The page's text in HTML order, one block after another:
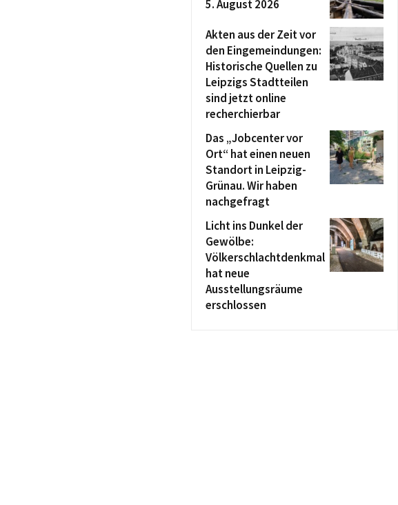
5. August 2026
Akten aus der Zeit vor
den Eingemeindungen:
Historische Quellen zu
Leipzigs Stadtteilen
sind jetzt online
recherchierbar
Das „Jobcenter vor
Ort“ hat einen neuen
Standort in Leipzig-
Grünau. Wir haben
nachgefragt
Licht ins Dunkel der
Gewölbe:
Völkerschlachtdenkmal
hat neue
Ausstellungsräume
erschlossen